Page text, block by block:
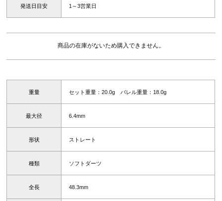
発送日目安 1～3営業日
商品の在庫がないため購入できません。
重量 セット重量：20.0g バレル重量：18.0g
最大径 6.4mm
形状 ストレート
種類 ソフトダーツ
全長 48.3mm